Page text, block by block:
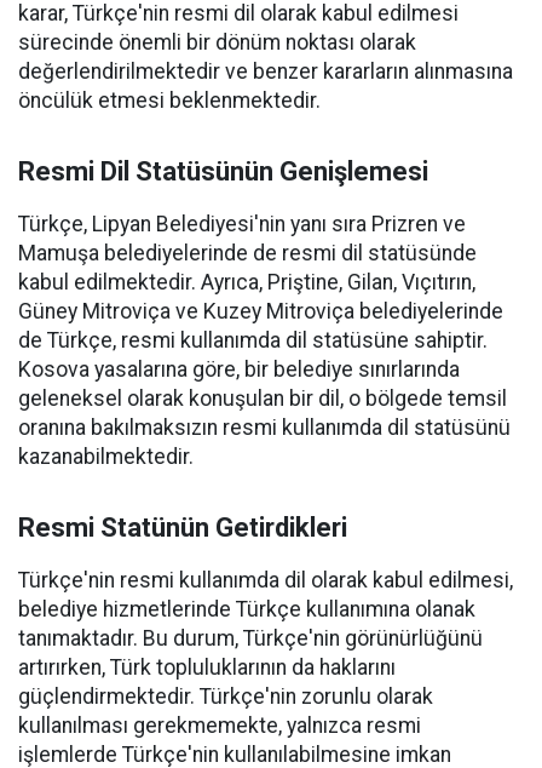
karar, Türkçe'nin resmi dil olarak kabul edilmesi
sürecinde önemli bir dönüm noktası olarak
değerlendirilmektedir ve benzer kararların alınmasına
öncülük etmesi beklenmektedir.
Resmi Dil Statüsünün Genişlemesi
Türkçe, Lipyan Belediyesi'nin yanı sıra Prizren ve
Mamuşa belediyelerinde de resmi dil statüsünde
kabul edilmektedir. Ayrıca, Priştine, Gilan, Vıçıtırın,
Güney Mitroviça ve Kuzey Mitroviça belediyelerinde
de Türkçe, resmi kullanımda dil statüsüne sahiptir.
Kosova yasalarına göre, bir belediye sınırlarında
geleneksel olarak konuşulan bir dil, o bölgede temsil
oranına bakılmaksızın resmi kullanımda dil statüsünü
kazanabilmektedir.
Resmi Statünün Getirdikleri
Türkçe'nin resmi kullanımda dil olarak kabul edilmesi,
belediye hizmetlerinde Türkçe kullanımına olanak
tanımaktadır. Bu durum, Türkçe'nin görünürlüğünü
artırırken, Türk topluluklarının da haklarını
güçlendirmektedir. Türkçe'nin zorunlu olarak
kullanılması gerekmemekte, yalnızca resmi
işlemlerde Türkçe'nin kullanılabilmesine imkan